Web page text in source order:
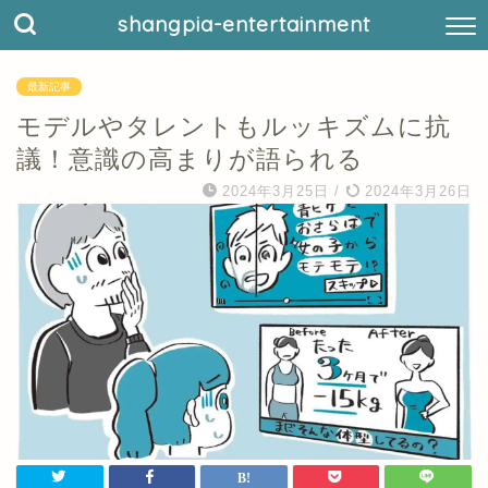
shangpia-entertainment
最新記事
モデルやタレントもルッキズムに抗
議！意識の高まりが語られる
2024年3月25日 / 2024年3月26日